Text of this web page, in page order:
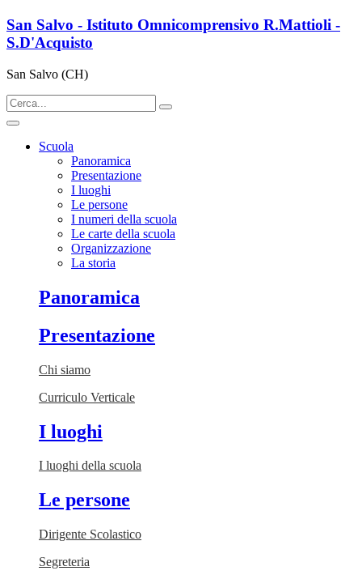
San Salvo - Istituto Omnicomprensivo R.Mattioli -
S.D'Acquisto
San Salvo (CH)
Scuola
Panoramica
Presentazione
I luoghi
Le persone
I numeri della scuola
Le carte della scuola
Organizzazione
La storia
Panoramica
Presentazione
Chi siamo
Curriculo Verticale
I luoghi
I luoghi della scuola
Le persone
Dirigente Scolastico
Segreteria